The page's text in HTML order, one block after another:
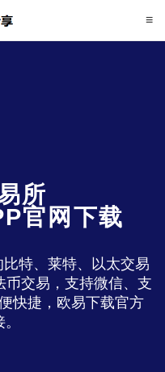
所
官网下载
特、莱特、以太交易
币交易，支持微信、支
快捷，欧易下载官方